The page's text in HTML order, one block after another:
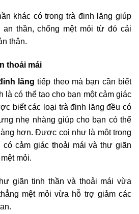
khác có trong trà đinh lăng giúp
thần, chống mệt mỏi từ đó cải
thân.
thoải mái
lăng tiếp theo mà bạn cần biết
là có thể tạo cho bạn một cảm giác
biết các loại trà đinh lăng đều có
nhẹ nhàng giúp cho bạn có thể
hơn. Được coi như là một trong
có cảm giác thoải mái và thư giãn
mỏi.
giãn tinh thần và thoải mái vừa
mệt mỏi vừa hỗ trợ giảm các